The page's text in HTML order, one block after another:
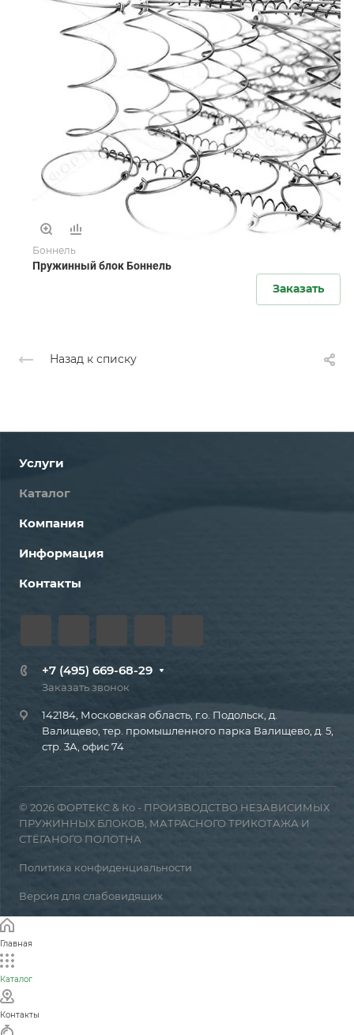
Боннель
Пружинный блок Боннель
Заказать
Назад к списку
Услуги
Каталог
Компания
Информация
Контакты
+7 (495) 669-68-29
Заказать звонок
142184, Московская область, г.о. Подольск, д.
Валищево, тер. промышленного парка Валищево, д. 5,
стр. 3А, офис 74
© 2026 ФОРТЕКС & Ко - ПРОИЗВОДСТВО НЕЗАВИСИМЫХ
ПРУЖИННЫХ БЛОКОВ, МАТРАСНОГО ТРИКОТАЖА И
СТЁГАНОГО ПОЛОТНА
Политика конфиденциальности
Версия для слабовидящих
Главная
Каталог
Контакты